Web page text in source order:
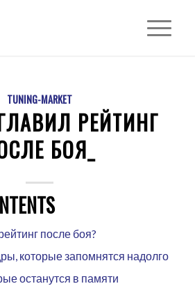
TUNING-MARKET
РЕЙТИНГ
БОЯ_
после боя?
которые запомнятся надолго
останутся в памяти